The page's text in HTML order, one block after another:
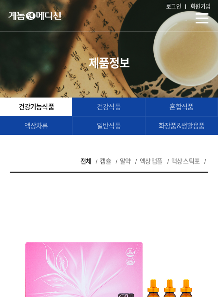
로그인 회원가입
제품정보
건강기능식품 건강식품 혼합식품
액상차류 일반식품 화장품&생활용품
전체 캡슐 알약 액상 앰플 액상 스틱포